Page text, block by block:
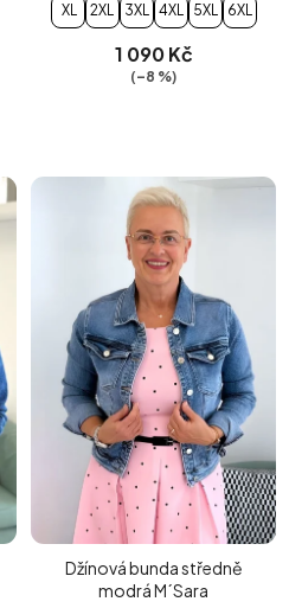
XL 2XL 3XL 4XL 5XL 6XL
1 090 Kč
(–8 %)
Džínová bunda středně
modrá M´Sara